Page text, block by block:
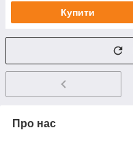
Купити
Про нас